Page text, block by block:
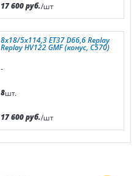
17 600 руб./шт
8x18/5x114,3 ET37 D66,6 Replay
Replay HV122 GMF (конус, C570)
-
8шт.
17 600 руб./шт